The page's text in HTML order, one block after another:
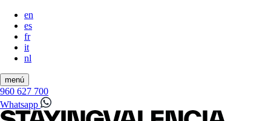
en
es
fr
it
nl
menú
960 627 700
Whatsapp